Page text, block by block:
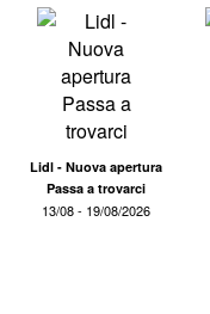
Lidl - Nuova apertura
Passa a trovarci
13/08 - 19/08/2026